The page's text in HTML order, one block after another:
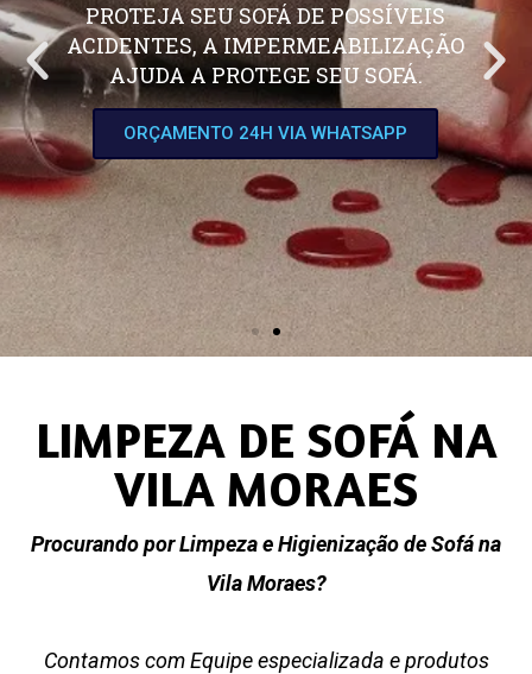
PROTEJA SEU SOFÁ DE POSSÍVEIS
ACIDENTES, A IMPERMEABILIZAÇÃO
AJUDA A PROTEGE SEU SOFÁ.
ORÇAMENTO 24H VIA WHATSAPP
LIMPEZA DE SOFÁ NA
VILA MORAES
Procurando por Limpeza e Higienização de Sofá na
Vila Moraes?
Contamos com Equipe especializada e produtos